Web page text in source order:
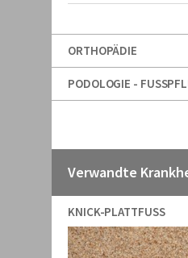
ORTHOPÄDIE
PODOLOGIE -
Verwandte
KNICK-PLATTFUSS